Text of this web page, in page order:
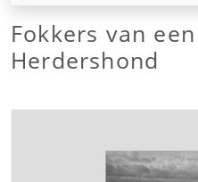
Fokkers van
Herdershond